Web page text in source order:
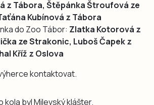
z Tábora, Štěpánka Štroufová ze
Kubínová z Tábora
do Zoo Tábor: Zlatka Kotorová z
ze Strakonic, Luboš Čapek z
Kříž z Oslova
kontaktovat.
kola byl Milevský klášter.